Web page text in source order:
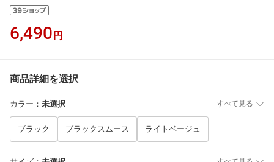
6,490 円
商品詳細を選択
カラー ： 未選択 すべて見る
ブラック ブラックスムース ライトベージュ